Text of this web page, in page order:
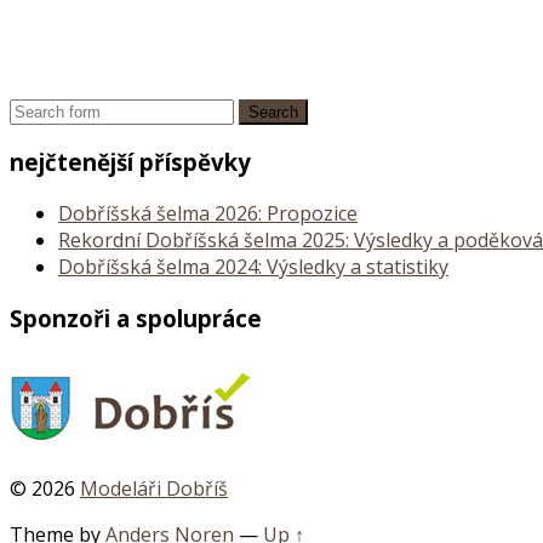
nejčtenější příspěvky
Dobříšská šelma 2026: Propozice
Rekordní Dobříšská šelma 2025: Výsledky a
Dobříšská šelma 2024: Výsledky a statistiky
Sponzoři a spolupráce
© 2026 Modeláři Dobříš
Theme byAnders Noren — Up ↑